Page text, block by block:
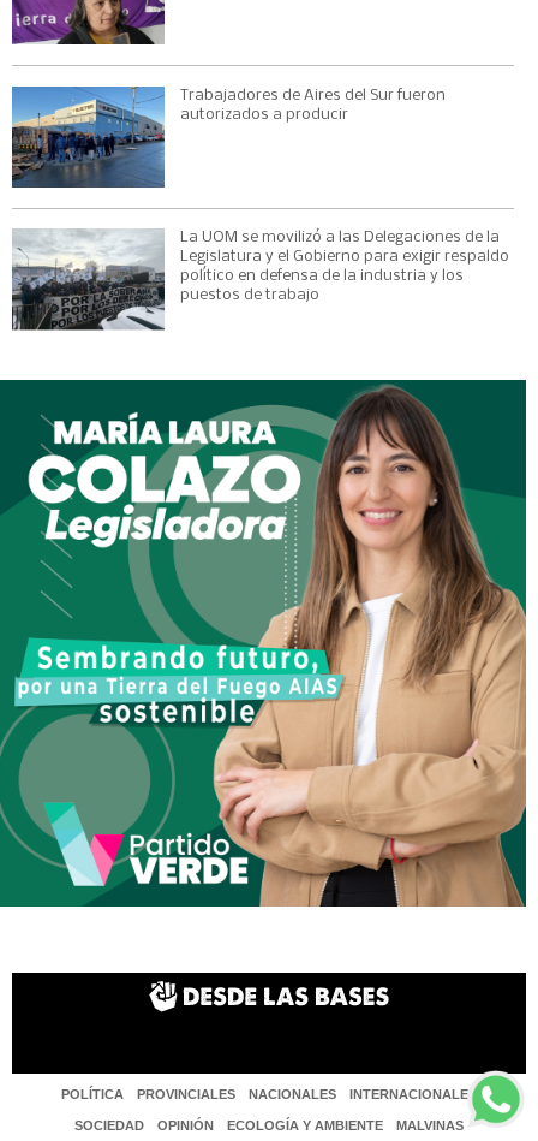
Trabajadores de Aires del Sur fueron
autorizados a producir
La UOM se movilizó a las Delegaciones de la
Legislatura y el Gobierno para exigir respaldo
político en defensa de la industria y los
puestos de trabajo
POLÍTICA PROVINCIALES NACIONALES INTERNACIONALES
SOCIEDAD OPINIÓN ECOLOGÍA Y AMBIENTE MALVINAS